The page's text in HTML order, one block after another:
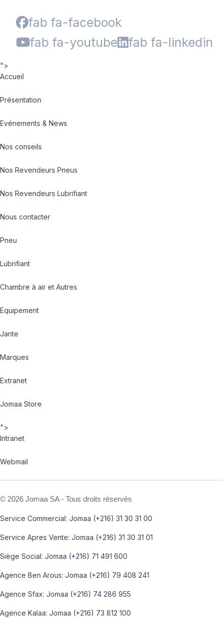
fab fa-facebook
fab fa-youtube
fab fa-linkedin
">
Accueil
Présentation
Evénements & News
Nos conseils
Nos Revendeurs Pneus
Nos Revendeurs Lubrifiant
Nous contacter
Pneu
Lubrifiant
Chambre à air et Autres
Equipement
Jante
Marques
Extranet
Jomaa Store
">
Intranet
Webmail
© 2026 Jomaa SA - Tous droits réservés
Service Commercial: Jomaa (+216) 31 30 31 00
Service Apres Vente: Jomaa (+216) 31 30 31 01
Siège Social: Jomaa (+216) 71 491 600
Agence Ben Arous: Jomaa (+216) 79 408 241
Agence Sfax: Jomaa (+216) 74 286 955
Agence Kalaa: Jomaa (+216) 73 812 100